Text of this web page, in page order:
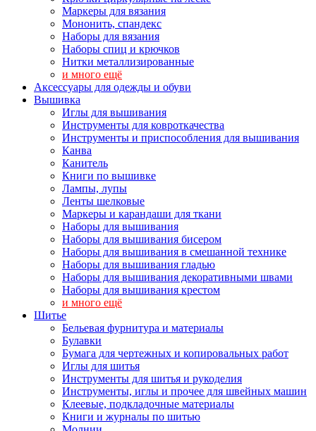
Маркеры для вязания
Мононить, спандекс
Наборы для вязания
Наборы спиц и крючков
Нитки металлизированные
и много ещё
Аксессуары для одежды и обуви
Вышивка
Иглы для вышивания
Инструменты для ковроткачества
Инструменты и приспособления для вышивания
Канва
Канитель
Книги по вышивке
Лампы, лупы
Ленты шелковые
Маркеры и карандаши для ткани
Наборы для вышивания
Наборы для вышивания бисером
Наборы для вышивания в смешанной технике
Наборы для вышивания гладью
Наборы для вышивания декоративными швами
Наборы для вышивания крестом
и много ещё
Шитье
Бельевая фурнитура и материалы
Булавки
Бумага для чертежных и копировальных работ
Иглы для шитья
Инструменты для шитья и рукоделия
Инструменты, иглы и прочее для швейных машин
Клеевые, подкладочные материалы
Книги и журналы по шитью